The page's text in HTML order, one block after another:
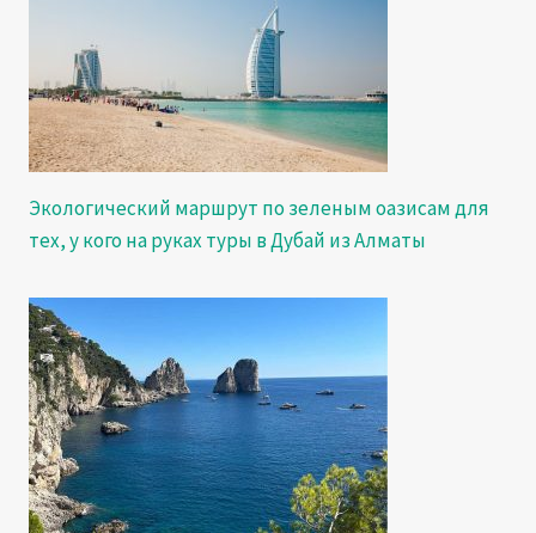
Экологический маршрут по зеленым оазисам для
тех, у кого на руках туры в Дубай из Алматы